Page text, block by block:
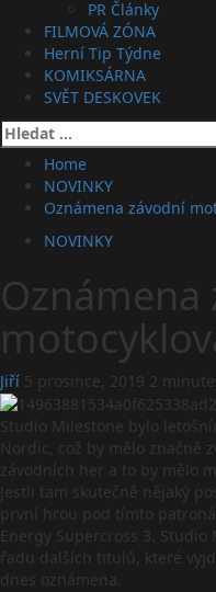
PR Články
FILMOVÁ ZÓNA
Herní Tip Týdne
KOMIKSÁRNA
SVĚT DESKOVEK
Vyhledávání
Home
NOVINKY
Oznámena závodní
NOVINKY
Oznámena
Jiří 5 prosince, 2019 2
Studio Milestone bylo
Nordic, což by mělo značně
závodních her a to by mělo
Jestli tam skutečně nějaký
první hrou pod tímto
Energy Supercross 3. Studio
řadu dalších titulů, které
dnes oznámena.